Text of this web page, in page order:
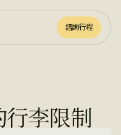
諮詢行程
諮詢行程
李限制